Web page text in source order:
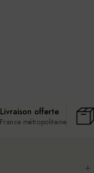
Livraison offerte
France métropolitaine